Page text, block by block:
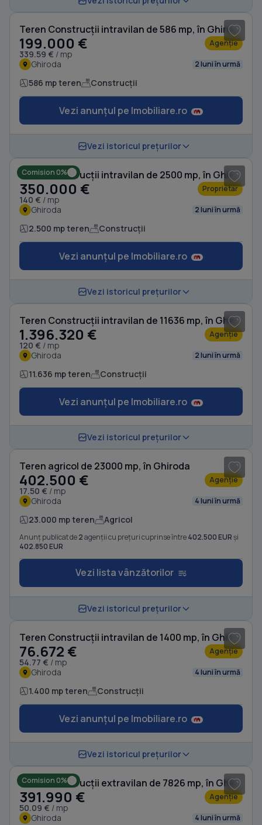
Teren Construcții intravilan de 586 mp, în Ghiroda
199.000 €
339.59 € / mp
Agenție
Ghiroda 2 luni în urmă
586 mp teren Construcții
Vezi anunțul pe Imobiliare.ro
Vezi istoricul prețurilor
Comision 0% Teren Construcții intravilan de 2500 mp, în Ghiroda
350.000 €
140 € / mp
Proprietar
Ghiroda 2 luni în urmă
2.500 mp teren Construcții
Vezi anunțul pe Imobiliare.ro
Vezi istoricul prețurilor
Teren Construcții intravilan de 11636 mp, în Ghiroda
1.396.320 €
120 € / mp
Agenție
Ghiroda 2 luni în urmă
11.636 mp teren Construcții
Vezi anunțul pe Imobiliare.ro
Vezi istoricul prețurilor
Teren agricol de 23000 mp, în Ghiroda
402.500 €
17.50 € / mp
Agenție
Ghiroda 4 luni în urmă
23.000 mp teren Agricol
Anunț publicat de2agenții cu prețuri cuprinse între402.500 EURși
402.850 EUR
Vezi lista vânzătorilor
Vezi istoricul prețurilor
Teren Construcții intravilan de 1400 mp, în Ghiroda
76.672 €
54.77 € / mp
Agenție
Ghiroda 4 luni în urmă
1.400 mp teren Construcții
Vezi anunțul pe Imobiliare.ro
Vezi istoricul prețurilor
Comision 0% Teren Construcții extravilan de 7826 mp, în Ghiroda
391.990 €
50.09 € / mp
Agenție
Ghiroda 4 luni în urmă